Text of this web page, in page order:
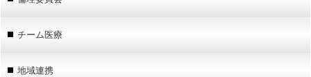
チーム医療
地域連携